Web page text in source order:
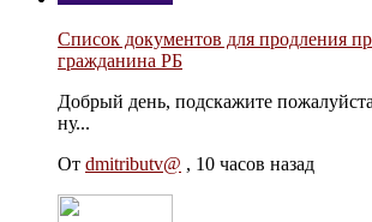
Список документов для продления
гражданина РБ
Добрый день, подскажите
ну...
От dmitributv@ , 10 часов назад